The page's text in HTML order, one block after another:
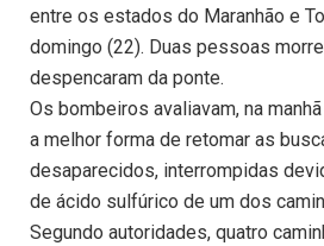
entre os estados do Maranhão e
domingo (22). Duas pessoas
despencaram da ponte.
Os bombeiros avaliavam, na
a melhor forma de retomar as
desaparecidos, interrompidas
de ácido sulfúrico de um dos
Segundo autoridades, quatro